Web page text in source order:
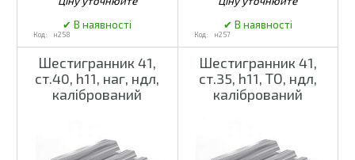
н258 н257
Шестигранник 41,
ст.40, h11, наг, ндл,
калібрований
Шестигранник 41,
ст.35, h11, ТО, ндл,
калібрований